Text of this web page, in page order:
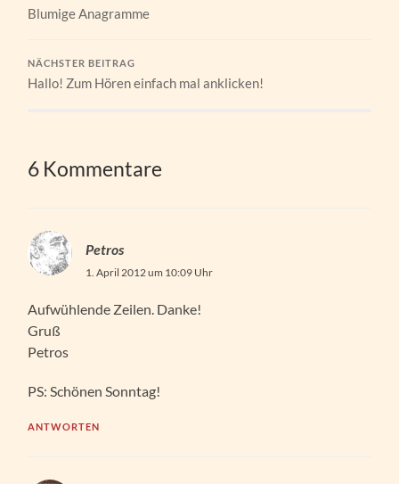
Blumige Anagramme
NÄCHSTER BEITRAG
Hallo! Zum Hören einfach mal anklicken!
6 Kommentare
Petros
1. April 2012 um 10:09 Uhr
Aufwühlende Zeilen. Danke!
Gruß
Petros
PS: Schönen Sonntag!
ANTWORTEN